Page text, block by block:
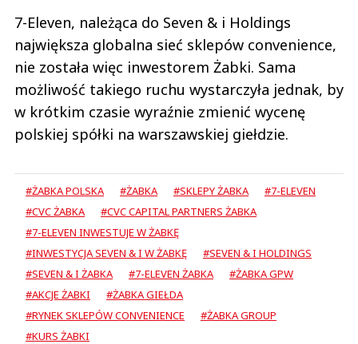
7-Eleven, należąca do Seven & i Holdings
największa globalna sieć sklepów convenience,
nie została więc inwestorem Żabki. Sama
możliwość takiego ruchu wystarczyła jednak, by
w krótkim czasie wyraźnie zmienić wycenę
polskiej spółki na warszawskiej giełdzie.
#ŻABKA POLSKA #ŻABKA #SKLEPY ŻABKA
#7-ELEVEN
#CVC ŻABKA
#CVC CAPITAL PARTNERS ŻABKA
#7-ELEVEN INWESTUJE W ŻABKĘ
#INWESTYCJA SEVEN & I W ŻABKĘ
#SEVEN & I HOLDINGS
#SEVEN & I ŻABKA
#7-ELEVEN ŻABKA
#ŻABKA GPW
#AKCJE ŻABKI
#ŻABKA GIEŁDA
#RYNEK SKLEPÓW CONVENIENCE
#ŻABKA GROUP
#KURS ŻABKI